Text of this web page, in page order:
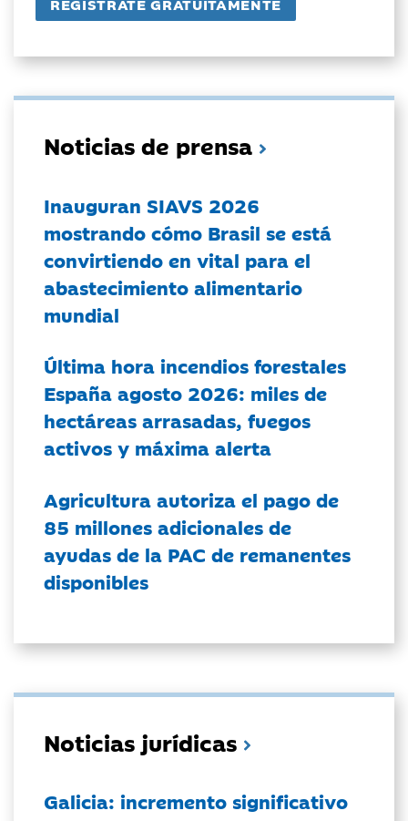
Noticias de prensa
Inauguran SIAVS 2026
mostrando cómo Brasil se está
convirtiendo en vital para el
abastecimiento alimentario
mundial
Última hora incendios forestales
España agosto 2026: miles de
hectáreas arrasadas, fuegos
activos y máxima alerta
Agricultura autoriza el pago de
85 millones adicionales de
ayudas de la PAC de remanentes
disponibles
Noticias jurídicas
Galicia: incremento significativo